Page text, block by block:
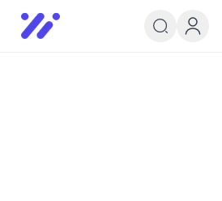
Infoedu
Ta&#039;lim xabarlari va